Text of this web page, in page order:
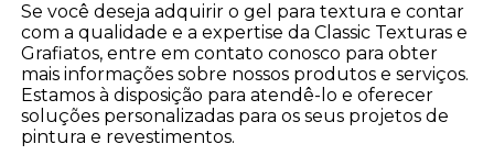
Se você deseja adquirir o gel para textura e contar
com a qualidade e a expertise da Classic Texturas e
Grafiatos, entre em contato conosco para obter
mais informações sobre nossos produtos e serviços.
Estamos à disposição para atendê-lo e oferecer
soluções personalizadas para os seus projetos de
pintura e revestimentos.